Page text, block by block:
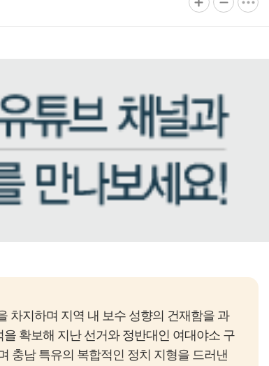
차지하며 지역 내 보수 성향의 건재함을 과
확보해 지난 선거와 정반대인 여대야소 구
충남 특유의 복합적인 정치 지형을 드러낸